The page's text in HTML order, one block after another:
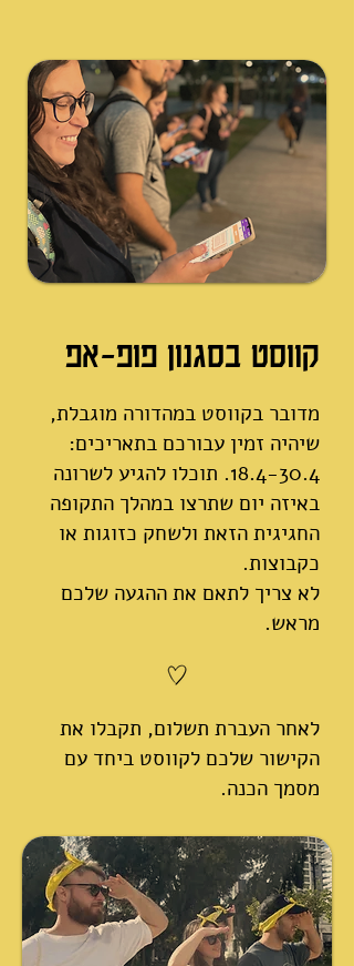
קווסט בסגנון פופ-אפ
מדובר בקווסט במהדורה מוגבלת,
שיהיה זמין עבורכם בתאריכים:
18.4-30.4. תוכלו להגיע לשרונה
באיזה יום שתרצו במהלך התקופה
החגיגית הזאת ולשחק כזוגות או
כקבוצות.
לא צריך לתאם את ההגעה שלכם
מראש.
לאחר העברת תשלום, תקבלו את
הקישור שלכם לקווסט ביחד עם
מסמך הכנה.